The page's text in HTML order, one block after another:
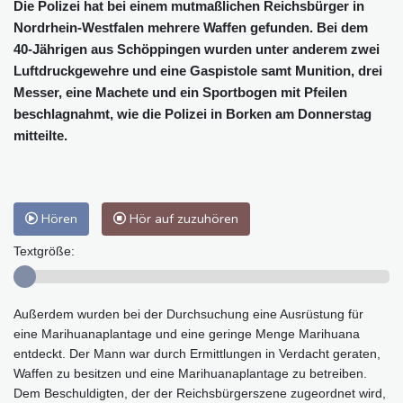
Die Polizei hat bei einem mutmaßlichen Reichsbürger in
Nordrhein-Westfalen mehrere Waffen gefunden. Bei dem
40-Jährigen aus Schöppingen wurden unter anderem zwei
Luftdruckgewehre und eine Gaspistole samt Munition, drei
Messer, eine Machete und ein Sportbogen mit Pfeilen
beschlagnahmt, wie die Polizei in Borken am Donnerstag
mitteilte.
Hören Hör auf zuzuhören
Textgröße:
Außerdem wurden bei der Durchsuchung eine Ausrüstung für
eine Marihuanaplantage und eine geringe Menge Marihuana
entdeckt. Der Mann war durch Ermittlungen in Verdacht geraten,
Waffen zu besitzen und eine Marihuanaplantage zu betreiben.
Dem Beschuldigten, der der Reichsbürgerszene zugeordnet wird,